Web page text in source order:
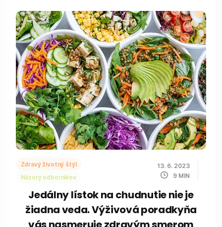
Zdravý životný štýl
Názory odborníkov
13. 6. 2023
9 MIN
Jedálny lístok na chudnutie nie je
žiadna veda. Výživová poradkyňa